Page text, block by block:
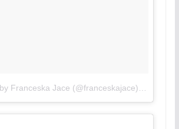
Franceska Jace (@franceskajace)on